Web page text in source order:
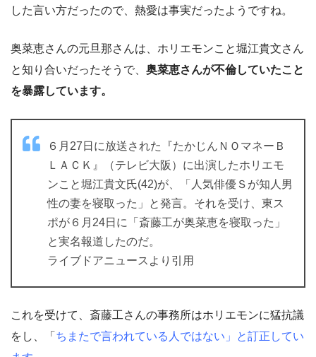
した言い方だったので、熱愛は事実だったようですね。
奥菜恵さんの元旦那さんは、ホリエモンこと堀江貴文さん
と知り合いだったそうで、 奥菜恵さんが不倫していたこと
を暴露しています。
６月27日に放送された『たかじんＮＯマネーＢ
ＬＡＣＫ』（テレビ大阪）に出演したホリエモ
ンこと堀江貴文氏(42)が、「人気俳優Ｓが知人男
性の妻を寝取った」と発言。それを受け、東ス
ポが６月24日に「斎藤工が奥菜恵を寝取った」
と実名報道したのだ。
ライブドアニュースより引用
これを受けて、斎藤工さんの事務所はホリエモンに猛抗議
をし、「 ちまたで言われている人ではない」と訂正してい